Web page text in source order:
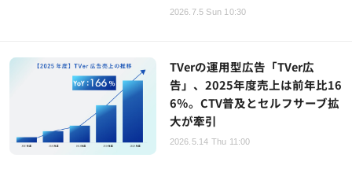
2026.7.5 Sun 10:30
TVerの運用型広告「TVer広
告」、2025年度売上は前年比16
6％。CTV普及とセルフサーブ拡
大が牽引
2026.5.14 Thu 11:00